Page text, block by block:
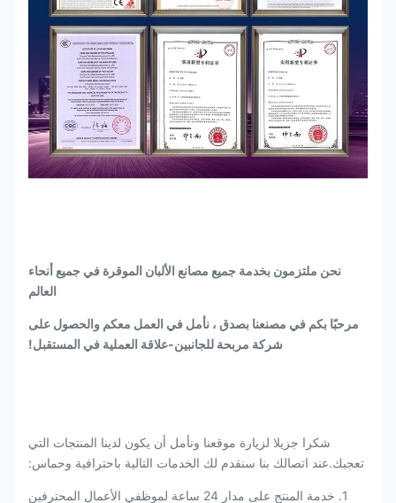
نحن ملتزمون بخدمة جميع مصانع الألبان الموقرة في جميع أنحاء
العالم
مرحبًا بكم في مصنعنا بصدق ، نأمل في العمل معكم والحصول على
شركة مربحة للجانبين-علاقة العملية في المستقبل!
شكرا جزيلا لزيارة موقعنا ونأمل أن يكون لدينا المنتجات التي
تعجبك.عند اتصالك بنا سنقدم لك الخدمات التالية باحترافية وحماس:
1. خدمة المنتج على مدار 24 ساعة لموظفي الأعمال المحترفين